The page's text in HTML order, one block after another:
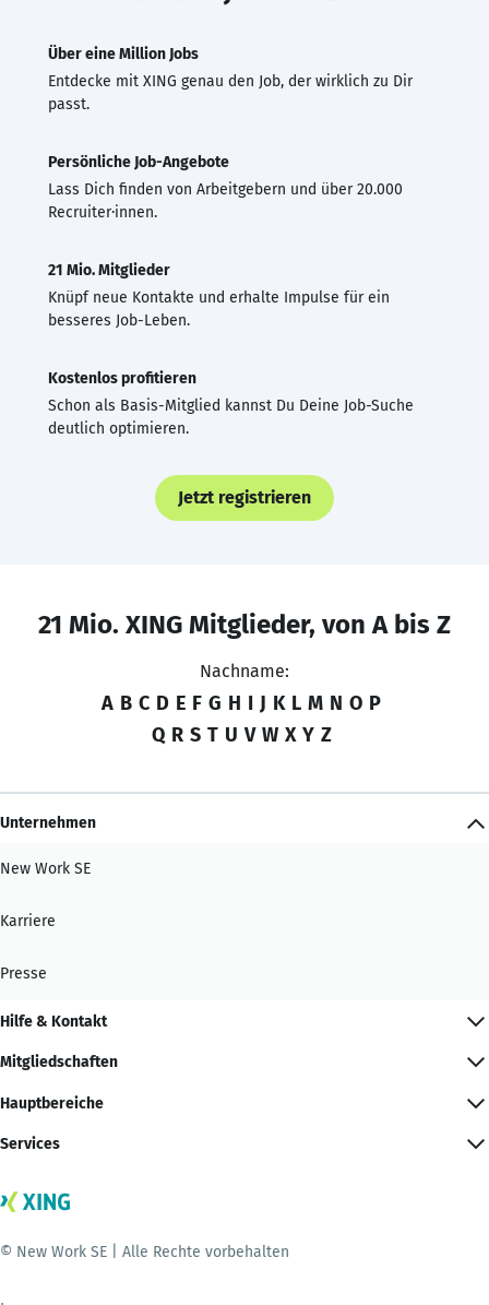
Über eine Million Jobs
Entdecke mit XING genau den Job, der wirklich zu Dir
passt.
Persönliche Job-Angebote
Lass Dich finden von Arbeitgebern und über 20.000
Recruiter·innen.
21 Mio. Mitglieder
Knüpf neue Kontakte und erhalte Impulse für ein
besseres Job-Leben.
Kostenlos profitieren
Schon als Basis-Mitglied kannst Du Deine Job-Suche
deutlich optimieren.
Jetzt registrieren
21 Mio. XING Mitglieder, von A bis Z
Nachname:
A B C D E F G H I J K L M N O P
Q R S T U V W X Y Z
Unternehmen
New Work SE
Karriere
Presse
Hilfe & Kontakt
Mitgliedschaften
Hauptbereiche
Services
© New Work SE | Alle Rechte vorbehalten